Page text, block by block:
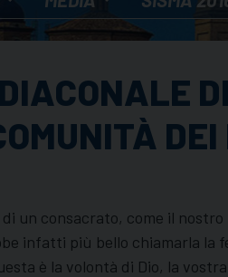
un consacrato, come il
infatti più bello chiamarla
è la volontà di Dio, la